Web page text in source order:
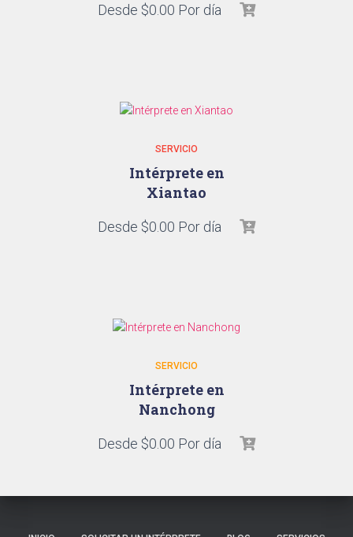
Desde $0.00 Por día
SERVICIO
Intérprete en
Xiantao
Desde $0.00 Por día
SERVICIO
Intérprete en
Nanchong
Desde $0.00 Por día